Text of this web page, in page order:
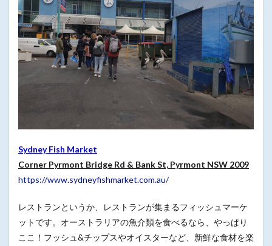
Sydney Fish Market
Corner Pyrmont Bridge Rd & Bank St, Pyrmont NSW 2009
https://www.sydneyfishmarket.com.au/
レストランというか、レストランが集まるフィッシュマーケ
ットです。オーストラリアの魚介類を食べるなら、やっぱり
ここ！フッシュ&チップスやオイスターなど、新鮮な食材を楽